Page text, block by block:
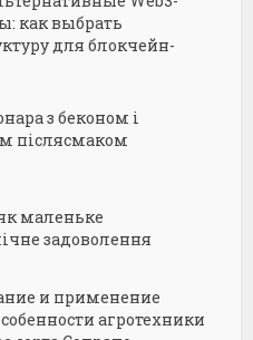
как выбрать
для блокчейн-
з беконом і
післясмаком
маленьке
задоволення
и применение
агротехники